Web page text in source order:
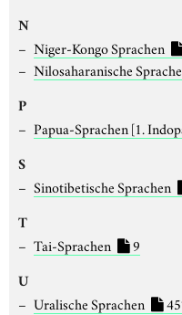
N
Niger-Kongo Sprachen
Nilosaharanische
P
Papua-Sprachen [1.
S
Sinotibetische Sprachen
T
Tai-Sprachen 9
U
Uralische Sprachen